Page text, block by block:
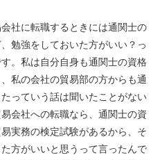
社に転職するときには通関士の
勉強をしておいた方がいい？っ
。私は自分自身も通関士の資格
私の会社の貿易部の方からも通
っていう話は聞いたことがない
会社への転職なら、通関士の資
実務の検定試験があるから、そ
方がいいと思うって言ったんで